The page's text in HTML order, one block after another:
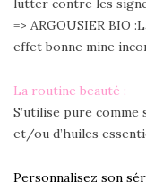
lutter contre les
=> ARGOUSIER BIO
effet bonne mine
La routine beauté :
S’utilise pure
et/ou d’huiles
Personnalisez son